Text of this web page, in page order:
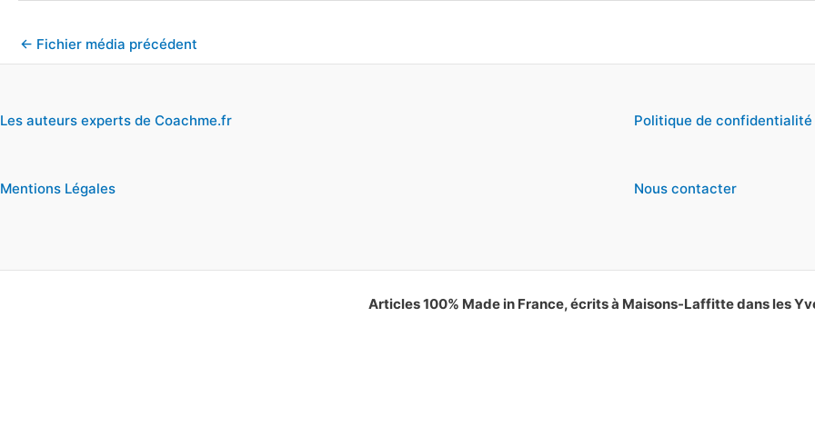
← Fichier média précédent
Les auteurs experts de Coachme.fr
Mentions Légales
Politique de confidentialité
Nous contacter
Articles 100% Made in France, écrits à Maisons-Laffitte dans les